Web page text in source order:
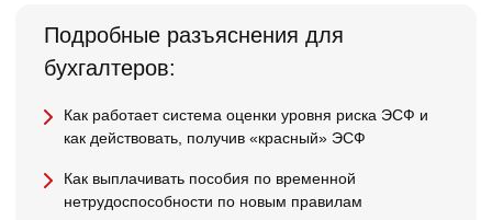
Подробные разъяснения для
бухгалтеров:
Как работает система оценки уровня риска ЭСФ и
как действовать, получив «красный» ЭСФ
Как выплачивать пособия по временной
нетрудоспособности по новым правилам